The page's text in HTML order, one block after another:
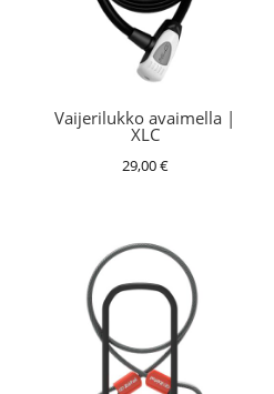
Vaijerilukko avaimella |
XLC
29,00€